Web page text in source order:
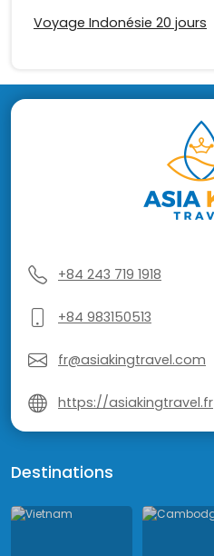
Voyage Indonésie 20 jours
+84 243 719 1918
+84 983150513
fr@asiakingtravel.com
https://asiakingtravel.fr
Destinations